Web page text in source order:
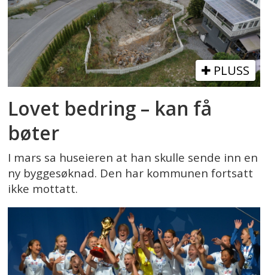
PLUSS
Lovet bedring – kan få
bøter
I mars sa huseieren at han skulle sende inn en
ny byggesøknad. Den har kommunen fortsatt
ikke mottatt.